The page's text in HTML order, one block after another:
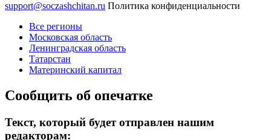
support@soczashchitan.ru Политика конфиденциальности
Все регионы
Московская область
Ленинградская область
Татарстан
Материнский капитал
Сообщить об опечатке
Текст, который будет отправлен нашим
редакторам: